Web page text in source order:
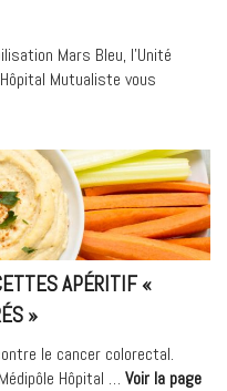
Mars Bleu, l’Unité
Mutualiste vous
APÉRITIF «
»
le cancer colorectal.
Hôpital … Voir la page«